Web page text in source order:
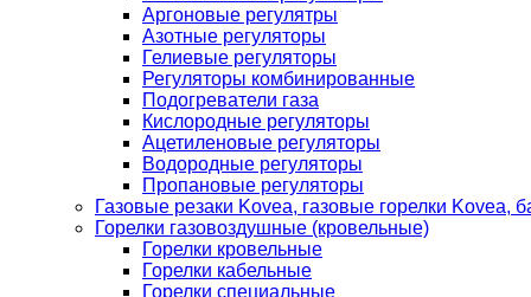
Аргоновые регулятры
Азотные регуляторы
Гелиевые регуляторы
Регуляторы комбинированные
Подогреватели газа
Кислородные регуляторы
Ацетиленовые регуляторы
Водородные регуляторы
Пропановые регуляторы
Газовые резаки Kovea, газовые горелки Kovea,
Горелки газовоздушные (кровельные)
Горелки кровельные
Горелки кабельные
Горелки специальные